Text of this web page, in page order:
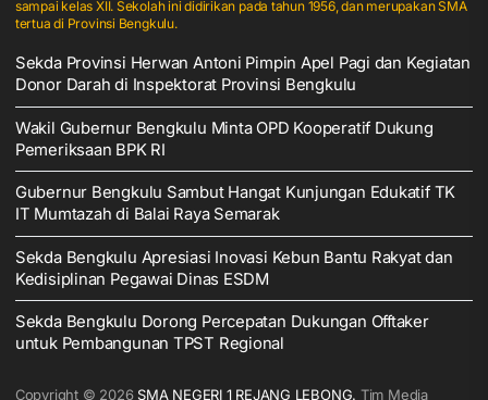
sampai kelas XII. Sekolah ini didirikan pada tahun 1956, dan merupakan SMA
tertua di Provinsi Bengkulu.
Sekda Provinsi Herwan Antoni Pimpin Apel Pagi dan Kegiatan
Donor Darah di Inspektorat Provinsi Bengkulu
Wakil Gubernur Bengkulu Minta OPD Kooperatif Dukung
Pemeriksaan BPK RI
Gubernur Bengkulu Sambut Hangat Kunjungan Edukatif TK
IT Mumtazah di Balai Raya Semarak
Sekda Bengkulu Apresiasi Inovasi Kebun Bantu Rakyat dan
Kedisiplinan Pegawai Dinas ESDM
Sekda Bengkulu Dorong Percepatan Dukungan Offtaker
untuk Pembangunan TPST Regional
Copyright © 2026 SMA NEGERI 1 REJANG LEBONG. Tim Media